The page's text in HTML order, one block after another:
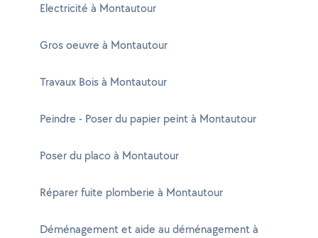
Electricité à Montautour
Gros oeuvre à Montautour
Travaux Bois à Montautour
Peindre - Poser du papier peint à Montautour
Poser du placo à Montautour
Réparer fuite plomberie à Montautour
Déménagement et aide au déménagement à